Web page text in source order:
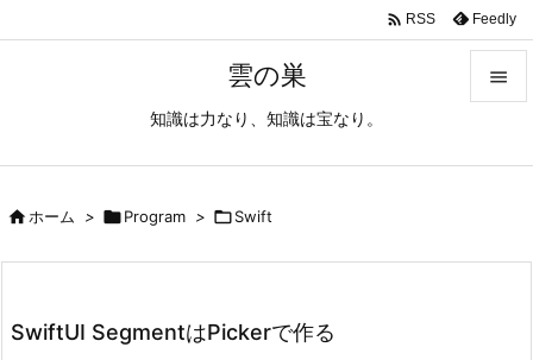
雲の巣
知識は力なり、知識は宝なり。

 RSS Feedly
ホーム > Program > Swift
SwiftUI SegmentはPickerで作る